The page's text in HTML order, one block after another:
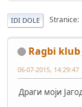
IDI DOLE Stranice
Ragbi
06-07-2015, 14:29:47
Драги моји